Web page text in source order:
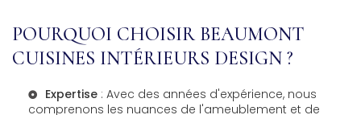
POURQUOI CHOISIR BEAUMONT
CUISINES INTÉRIEURS DESIGN ?
Expertise : Avec des années d'expérience, nous
comprenons les nuances de l'ameublement et de